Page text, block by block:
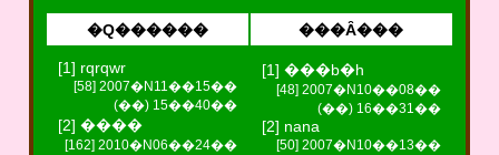
�Q������ ���Ȃ���
[1] rqrqwr
[58] 2007�N11��15��
(��) 15��40��
[2] ����
[162] 2010�N06��24��
[1] ���b�h
[48] 2007�N10��08��
(��) 16��31��
[2] nana
[50] 2007�N10��13��